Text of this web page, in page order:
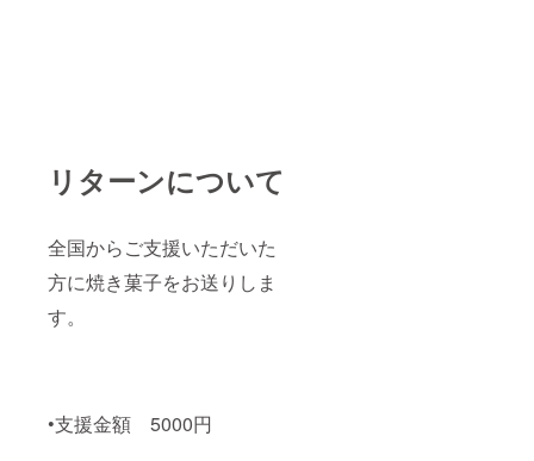
リターンについて
全国からご支援いただいた
方に焼き菓子をお送りしま
す。
•支援金額 5000円